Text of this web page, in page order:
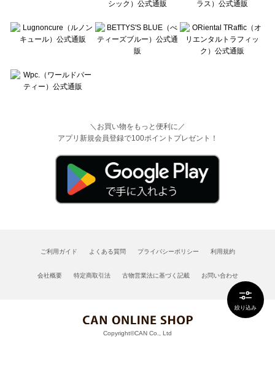
絞り込み
＼お買い物をもっと便利に／
アプリ新規会員登録で100ポイントプレゼント！
ご利用ガイド よくある質問 プライバシーポリシー 利用規約
会社概要 特定商取引法 古物営業法に基づく記載 お問い合わせ
Copyright©CAN Co., Ltd